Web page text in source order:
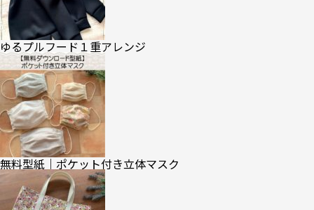
ゆるプルフード１重アレンジ
無料型紙｜ポケット付き立体マスク